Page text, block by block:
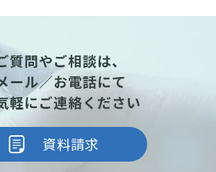
質問やご相談は、
ール／お電話にて
軽にご連絡ください
資料請求